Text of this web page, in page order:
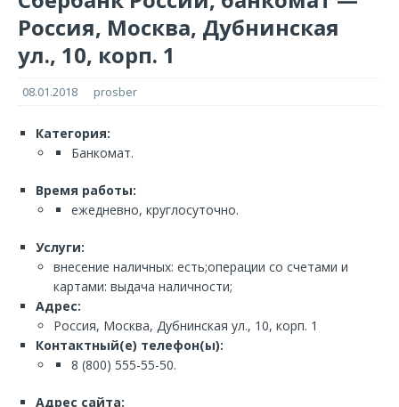
Россия, Москва, Дубнинская
ул., 10, корп. 1
08.01.2018 prosber
Категория:
Банкомат.
Время работы:
ежедневно, круглосуточно.
Услуги:
внесение наличных: есть;операции со счетами и
картами: выдача наличности;
Адрес:
Россия, Москва, Дубнинская ул., 10, корп. 1
Контактный(е) телефон(ы):
8 (800) 555-55-50.
Адрес сайта: